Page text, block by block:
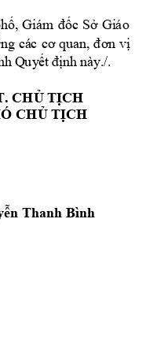
ố, Giám đốc Sở Giáo
ng các cơ quan đơn vị
Quyết định này./.
CHỦ TỊCH
CHỦ TỊCH
Thanh Bình